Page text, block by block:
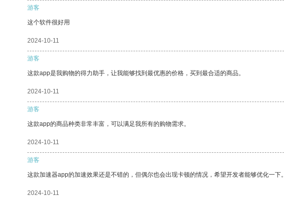
游客
这个软件很好用
2024-10-11
游客
这款app是我购物的得力助手，让我能够找到最优惠的价格，买到最合适的商品。
2024-10-11
游客
这款app的商品种类非常丰富，可以满足我所有的购物需求。
2024-10-11
游客
这款加速器app的加速效果还是不错的，但偶尔也会出现卡顿的情况，希望开发者能够优化一下。
2024-10-11